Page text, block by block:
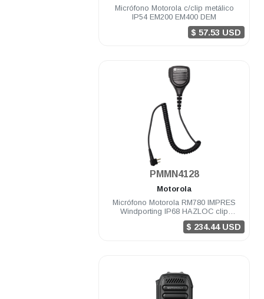
Micrófono Motorola c/clip metálico
IP54 EM200 EM400 DEM
$ 57.53 USD
PMMN4128
Motorola
Micrófono Motorola RM780 IMPRES
Windporting IP68 HAZLOC clip
giratorio R7 ION
$ 234.44 USD